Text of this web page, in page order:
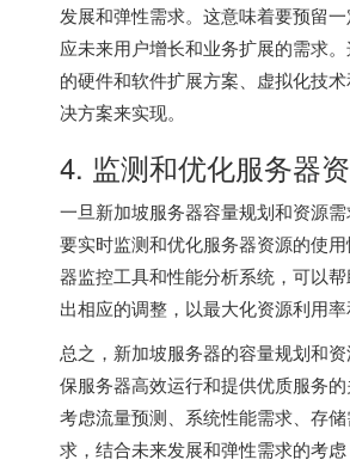
发展和弹性需求。这意味着要预留
应未来用户增长和业务扩展的需求
的硬件和软件扩展方案、虚拟化技
决方案来实现。
4. 监测和优化服务器
一旦新加坡服务器容量规划和资源
要实时监测和优化服务器资源的使
器监控工具和性能分析系统，可以
出相应的调整，以最大化资源利用率
总之，新加坡服务器的容量规划和
保服务器高效运行和提供优质服务
考虑流量预测、系统性能需求、存
求，结合未来发展和弹性需求的考